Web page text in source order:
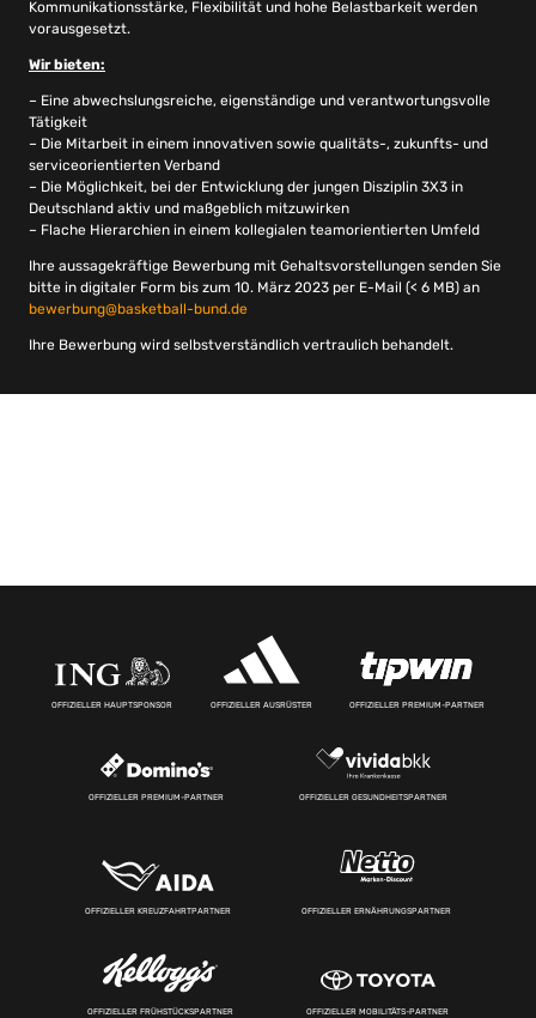
Kommunikationsstärke, Flexibilität und hohe Belastbarkeit werden
vorausgesetzt.
Wir bieten:
– Eine abwechslungsreiche, eigenständige und verantwortungsvolle
Tätigkeit
– Die Mitarbeit in einem innovativen sowie qualitäts-, zukunfts- und
serviceorientierten Verband
– Die Möglichkeit, bei der Entwicklung der jungen Disziplin 3X3 in
Deutschland aktiv und maßgeblich mitzuwirken
– Flache Hierarchien in einem kollegialen teamorientierten Umfeld
Ihre aussagekräftige Bewerbung mit Gehaltsvorstellungen senden Sie
bitte in digitaler Form bis zum 10. März 2023 per E-Mail (< 6 MB) an
bewerbung@basketball-bund.de
Ihre Bewerbung wird selbstverständlich vertraulich behandelt.
OFFIZIELLER HAUPTSPONSOR OFFIZIELLER AUSRÜSTER OFFIZIELLER PREMIUM-PARTNER
OFFIZIELLER PREMIUM-PARTNER OFFIZIELLER GESUNDHEITSPARTNER
OFFIZIELLER KREUZFAHRTPARTNER OFFIZIELLER ERNÄHRUNGSPARTNER
OFFIZIELLER FRÜHSTÜCKSPARTNER OFFIZIELLER MOBILITÄTS-PARTNER